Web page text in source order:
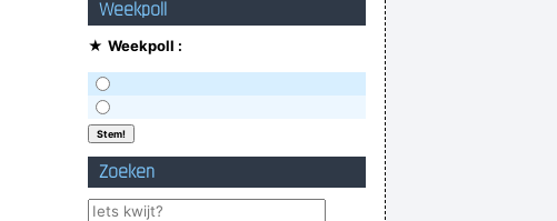
Weekpoll
★ Weekpoll :
Zoeken